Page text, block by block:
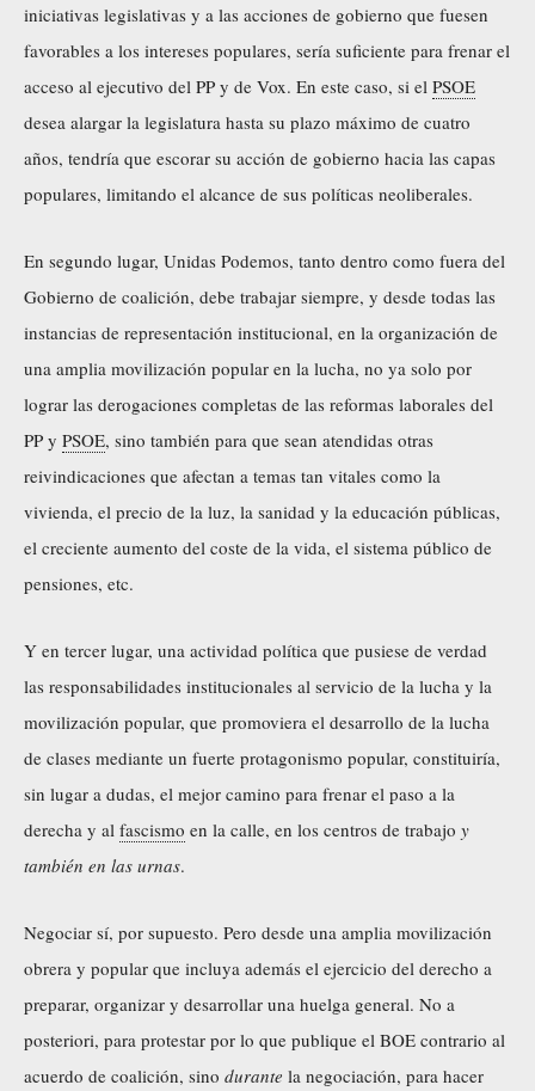
iniciativas legislativas y a las acciones de gobierno que fuesen
favorables a los intereses populares, sería suficiente para frenar el
acceso al ejecutivo del PP y de Vox. En este caso, si el PSOE
desea alargar la legislatura hasta su plazo máximo de cuatro
años, tendría que escorar su acción de gobierno hacia las capas
populares, limitando el alcance de sus políticas neoliberales.
En segundo lugar, Unidas Podemos, tanto dentro como fuera del
Gobierno de coalición, debe trabajar siempre, y desde todas las
instancias de representación institucional, en la organización de
una amplia movilización popular en la lucha, no ya solo por
lograr las derogaciones completas de las reformas laborales del
PP y PSOE, sino también para que sean atendidas otras
reivindicaciones que afectan a temas tan vitales como la
vivienda, el precio de la luz, la sanidad y la educación públicas,
el creciente aumento del coste de la vida, el sistema público de
pensiones, etc.
Y en tercer lugar, una actividad política que pusiese de verdad
las responsabilidades institucionales al servicio de la lucha y la
movilización popular, que promoviera el desarrollo de la lucha
de clases mediante un fuerte protagonismo popular, constituiría,
sin lugar a dudas, el mejor camino para frenar el paso a la
derecha y al fascismo en la calle, en los centros de trabajo y
también en las urnas.
Negociar sí, por supuesto. Pero desde una amplia movilización
obrera y popular que incluya además el ejercicio del derecho a
preparar, organizar y desarrollar una huelga general. No a
posteriori, para protestar por lo que publique el BOE contrario al
acuerdo de coalición, sino durante la negociación, para hacer